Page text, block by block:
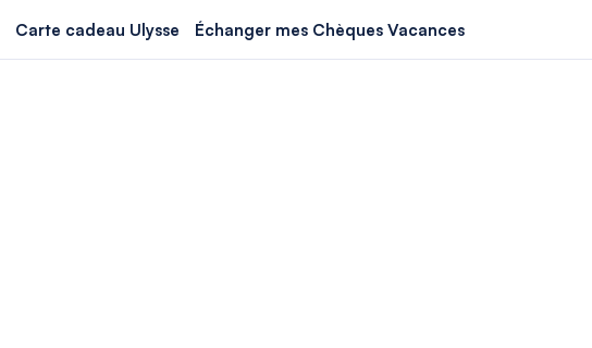
Carte cadeau Ulysse Échanger mes Chèques Vacances